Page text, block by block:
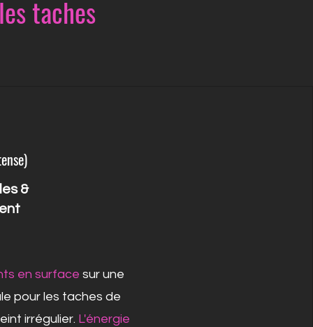
taches
en surface sur une
pour les taches de
irrégulier. L'énergie
&